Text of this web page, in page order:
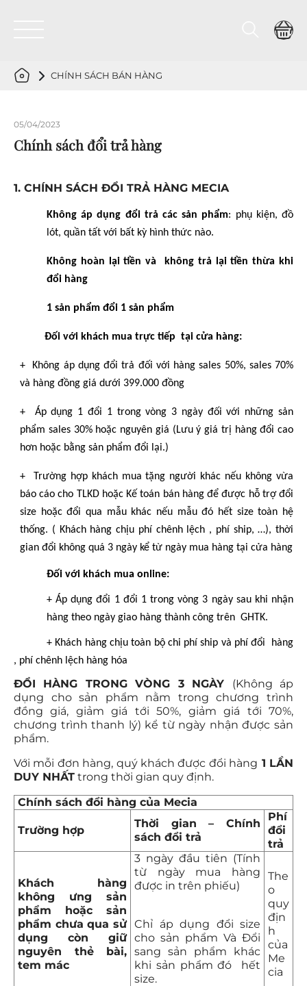
CHÍNH SÁCH BÁN HÀNG
05/04/2023
Chính sách đổi trả hàng
1. CHÍNH SÁCH ĐỔI TRẢ HÀNG MECIA
Không áp dụng đổi trả các sản phẩm: phụ kiện, đồ
lót, quần tất với bất kỳ hình thức nào.
Không hoàn lại tiền và không trả lại tiền thừa khi
đổi hàng
1 sản phẩm đổi 1 sản phẩm
Đối với khách mua trực tiếp tại cửa hàng:
+ Không áp dụng đổi trả đối với hàng sales 50%, sales 70%
và hàng đồng giá dưới 399.000 đồng
+ Áp dụng 1 đổi 1 trong vòng 3 ngày đối với những sản
phẩm sales 30% hoặc nguyên giá (Lưu ý giá trị hàng đổi cao
hơn hoặc bằng sản phẩm đổi lại.)
+ Trường hợp khách mua tặng người khác nếu không vừa
báo cáo cho TLKD hoặc Kế toán bán hàng để được hỗ trợ đổi
size hoặc đổi qua mẫu khác nếu mẫu đó hết size toàn hệ
thống. ( Khách hàng chịu phí chênh lệch , phí ship, …), thời
gian đổi không quá 3 ngày kể từ ngày mua hàng tại cửa hàng
Đối với khách mua online:
+ Áp dụng đổi 1 đổi 1 trong vòng 3 ngày sau khi nhận
hàng theo ngày giao hàng thành công trên GHTK.
+ Khách hàng chịu toàn bộ chi phí ship và phí đổi hàng
, phí chênh lệch hàng hóa
ĐỔI HÀNG TRONG VÒNG 3 NGÀY (Không áp
dụng cho sản phẩm nằm trong chương trình
đồng giá, giảm giá tới 50%, giảm giá tới 70%,
chương trình thanh lý) kể từ ngày nhận được sản
phẩm.
Với mỗi đơn hàng, quý khách được đổi hàng 1 LẦN
DUY NHẤT trong thời gian quy định.
Chính sách đổi hàng của Mecia
Trường hợp
Thời gian – Chính
sách đổi trả
Phí
đổi
trả
Khách hàng
không ưng sản
phẩm hoặc sản
phẩm chưa qua sử
dụng còn giữ
nguyên thẻ bài,
tem mác
3 ngày đầu tiên (Tính
từ ngày mua hàng
được in trên phiếu)
Chỉ áp dụng đổi size
cho sản phẩm Và Đổi
sang sản phẩm khác
khi sản phẩm đó hết
size.
The
o
quy
địn
h
của
Me
cia